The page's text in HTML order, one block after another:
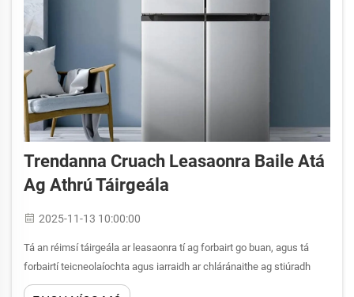
Trendanna Cruach Leasaonra Baile Atá
Ag Athrú Táirgeála
2025-11-13 10:00:00
Tá an réimsí táirgeála ar leasaonra tí ag forbairt go buan, agus tá
forbairtí teicneolaíochta agus iarraidh ar chláránaithe ag stiúradh
nuashonraithe san eolaíocht ábhair. Bíonn déantaí cruach casta níos